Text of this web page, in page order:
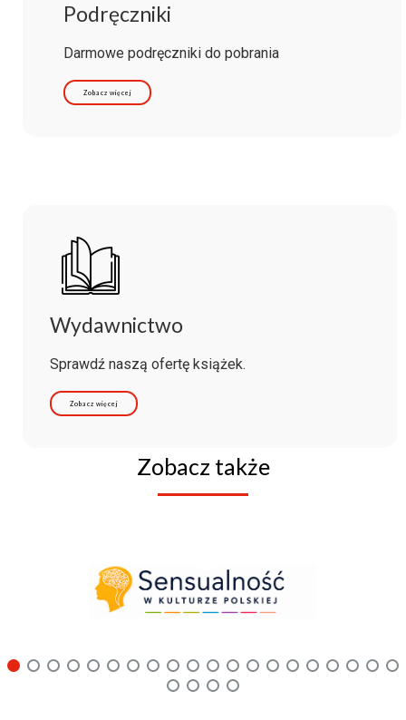
Podręczniki
Darmowe podręczniki do pobrania
Zobacz więcej
Wydawnictwo
Sprawdź naszą ofertę książek.
Zobacz więcej
Zobacz także